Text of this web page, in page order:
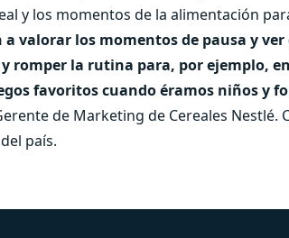
y los momentos de la alimentación
valorar los momentos de pausa y ver
romper la rutina para, por ejemplo,
favoritos cuando éramos niños y
de Marketing de Cereales Nestlé.
país.